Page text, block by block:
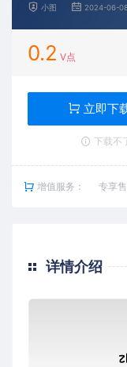
小图 2024-06-
0.2 V点
立即下
下载不
增值服务： 专享
详情介绍